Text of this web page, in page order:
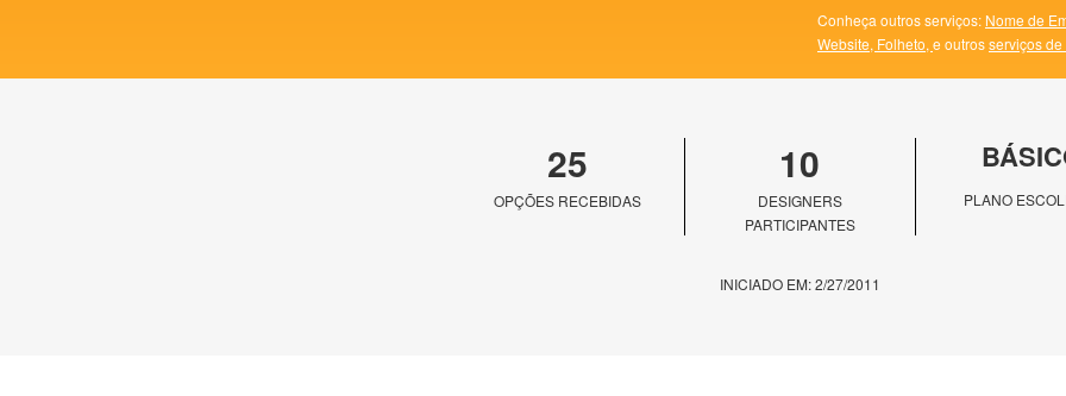
Conheça outros serviços: Nome de
Website, Folheto, e outrosserviços
25
OPÇÕES RECEBIDAS
10
DESIGNERS
PARTICIPANTES
PLANO
INICIADO EM: 2/27/2011